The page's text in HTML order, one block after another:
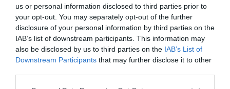
us or personal information disclosed to third parties prior to
your opt-out. You may separately opt-out of the further
disclosure of your personal information by third parties on the
IAB’s list of downstream participants. This information may
also be disclosed by us to third parties on the IAB’s List of
Downstream Participants that may further disclose it to other
una carta que connectés amb aquesta manera de
menjar que sempre hem viscut a Barcelona:
compartir, tastar moltes coses i gaudir”, comenta.
La carta es completa amb suggeriments fora de
carta segons el producte disponible en aquell